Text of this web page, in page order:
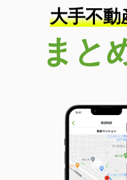
大手不動
まと